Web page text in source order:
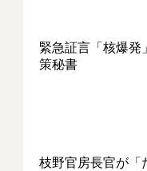
緊急証言「核爆発
策秘書
枝野官房長官が「